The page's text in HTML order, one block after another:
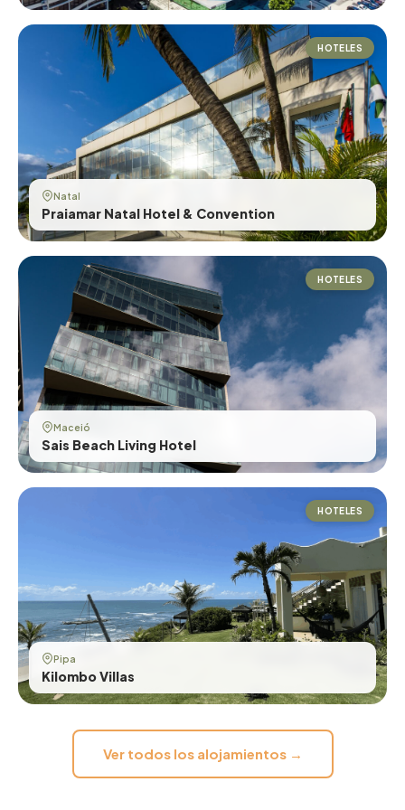
HOTELES
Natal
Praiamar Natal Hotel & Convention
HOTELES
Maceió
Sais Beach Living Hotel
HOTELES
Pipa
Kilombo Villas
Ver todos los alojamientos →